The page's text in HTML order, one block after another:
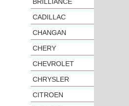
CADILLAC
CHANGAN
CHERY
CHEVROLET
CHRYSLER
CITROEN